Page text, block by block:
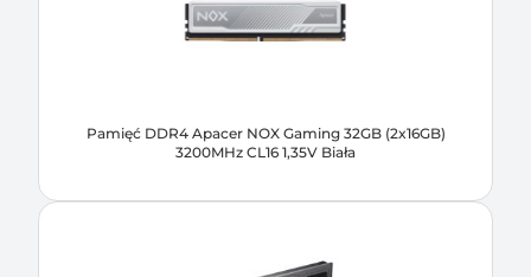
Pamięć DDR4 Apacer NOX Gaming 32GB (2x16GB)
3200MHz CL16 1,35V Biała